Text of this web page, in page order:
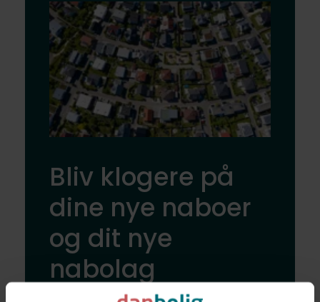
Bliv klogere på
dine nye naboer
og dit nye
nabolag